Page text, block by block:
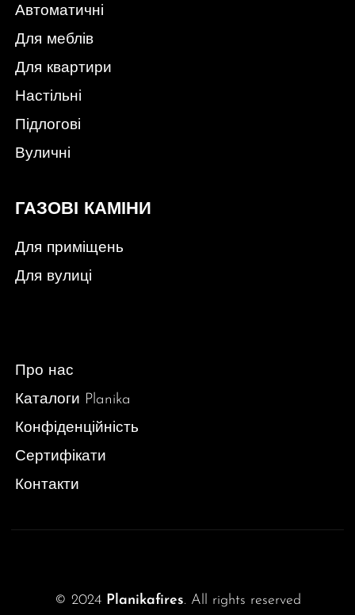
Автоматичні
Для меблів
Для квартири
Настільні
Підлогові
Вуличні
ГАЗОВІ КАМІНИ
Для приміщень
Для вулиці
Про нас
Каталоги Planika
Конфіденційність
Сертифікати
Контакти
© 2024Planikafires. All rights reserved